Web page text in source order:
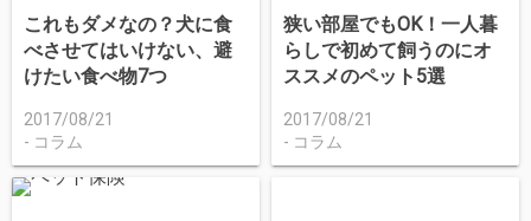
これもダメなの？犬に食
べさせてはいけない、避
けたい食べ物7つ
2017/08/21
コラム
狭い部屋でもOK！一人暮
らしで初めて飼うのにオ
ススメのペット5選
2017/08/21
コラム